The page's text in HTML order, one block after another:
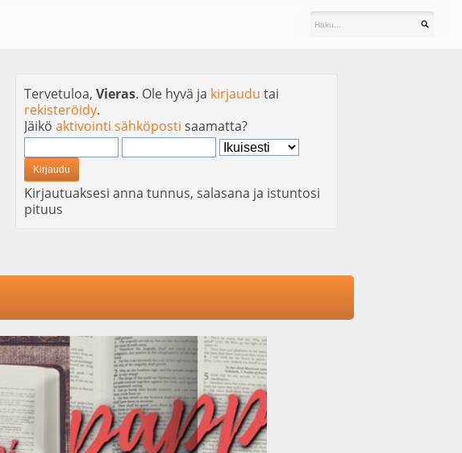
Tervetuloa, Vieras. Ole hyvä ja kirjaudu tai
rekisteröidy.
Jäikö aktivointi sähköposti saamatta?
Kirjautuaksesi anna tunnus, salasana ja istuntosi
pituus
Next